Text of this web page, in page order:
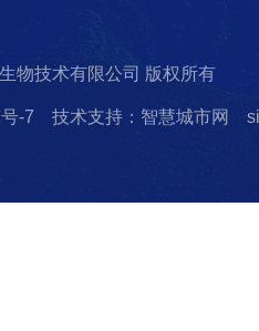
物技术有限公司 版权所有
-7 技术支持：智慧城市网